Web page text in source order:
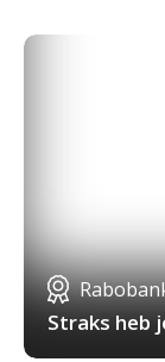
Straks heb